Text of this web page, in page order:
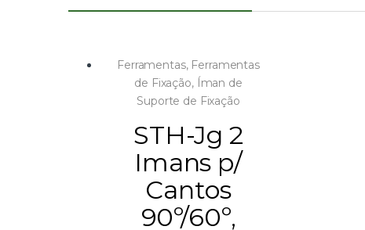
Ferramentas, Ferramentas
de Fixação, Íman de
Suporte de Fixação
STH-Jg 2
Imans p/
Cantos
90º/60º,